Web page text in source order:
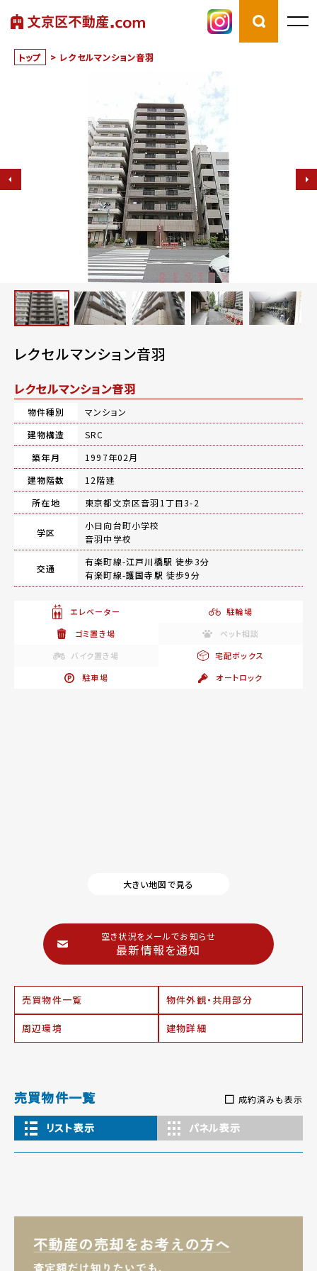
トップ > レクセルマンション音羽
レクセルマンション音羽
レクセルマンション音羽
物件種別
マンション
建物構造
SRC
築年月
1997年02月
建物階数
12階建
所在地
東京都文京区音羽1丁目3-2
学区
小日向台町小学校
音羽中学校
交通
有楽町線-江戸川橋駅 徒歩3分
有楽町線-護国寺駅 徒歩9分
エレベーター
駐輪場
ゴミ置き場
ペット相談
バイク置き場
宅配ボックス
駐車場
オートロック
大きい地図で見る
空き状況をメールでお知らせ
最新情報を通知
売買物件一覧 物件外観・共用部分
周辺環境 建物詳細
売買物件一覧 成約済みも表示
リスト表示 パネル表示